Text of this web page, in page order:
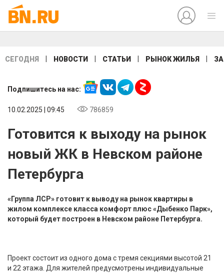
СЕГОДНЯ НОВОСТИ СТАТЬИ РЫНОК ЖИЛЬЯ
Подпишитесь на нас:
10.02.2025 | 09:45 786859
Готовится к выходу на рынок
новый ЖК в Невском районе
Петербурга
«Группа ЛСР» готовит к выводу на рынок квартиры в
жилом комплексе класса комфорт плюс «Дыбенко Парк»,
который будет построен в Невском районе Петербурга.
Проект состоит из одного дома с тремя секциями высотой 21
и 22 этажа. Для жителей предусмотрены индивидуальные